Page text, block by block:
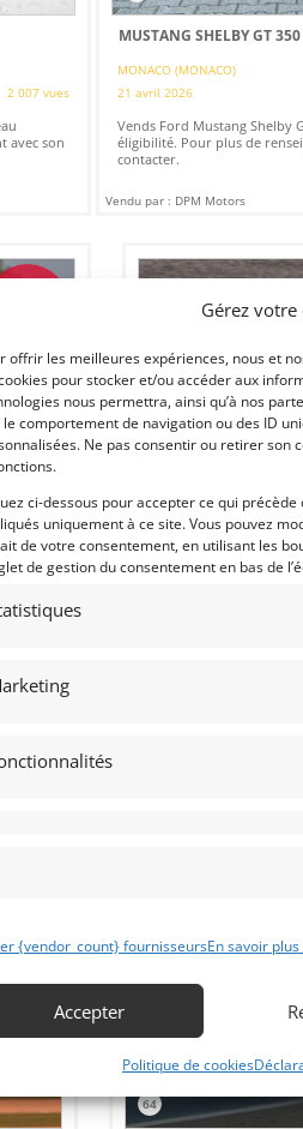
Gérez
offrir les meilleures expériences, nous et
pour stocker et/ou accéder aux
nous permettra, ainsi qu’à nos
le comportement de navigation ou des ID
Ne pas consentir ou retirer
ci-dessous pour accepter ce qui
uniquement à ce site. Vous pouvez
de votre consentement, en utilisant les
de gestion du consentement en bas de
{vendor_count} fournisseursEn savoir
Accepter
Politique de cookies
2 007 vues
avec son
MUSTANG SHELBY GT
MONACO (MONACO)
21 avril 2026
Vends Ford Mustang Shelby
éligibilité. Pour plus de
contacter.
Vendu par : DPM Motors
expertise
18
TRIUMPH TR8 (1979)
64